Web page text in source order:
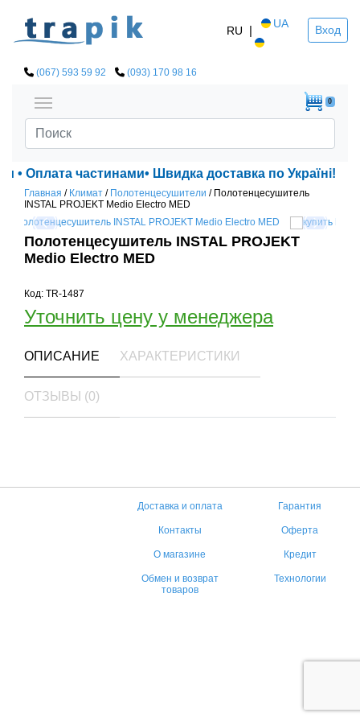
RU | UA Вход
(067) 593 59 92 (093) 170 98 16
0
• Оплата частинами• Швидка доставка по Україні!
Главная / Климат / Полотенцесушители / Полотенцесушитель
INSTAL PROJEKT Medio Electro MED
Полотенцесушитель INSTAL PROJEKT
Medio Electro MED
Код: TR-1487
Уточнить цену у менеджера
ОПИСАНИЕ ХАРАКТЕРИСТИКИ
ОТЗЫВЫ (0)
Доставка и оплата Гарантия
Контакты Оферта
О магазине Кредит
Обмен и возврат
товаров
Технологии